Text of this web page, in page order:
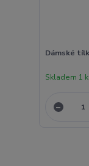
Dámské
Skladem 1